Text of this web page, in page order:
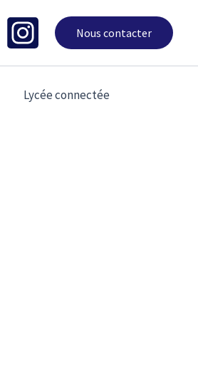
Nous contacter
Lycée connectée